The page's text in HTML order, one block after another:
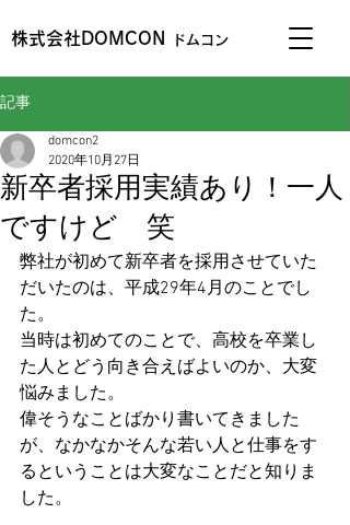
株式会社DOMCON ドムコン
記事
新卒者採用実績あり！一人
ですけど 笑
domcon2
2020年10月27日
弊社が初めて新卒者を採用させていた
だいたのは、平成29年4月のことでし
た。
当時は初めてのことで、高校を卒業し
た人とどう向き合えばよいのか、大変
悩みました。
偉そうなことばかり書いてきました
が、なかなかそんな若い人と仕事をす
るということは大変なことだと知りま
した。